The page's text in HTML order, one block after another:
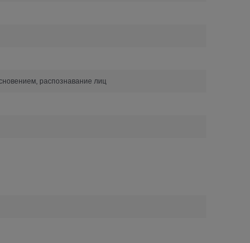
распознавание лиц